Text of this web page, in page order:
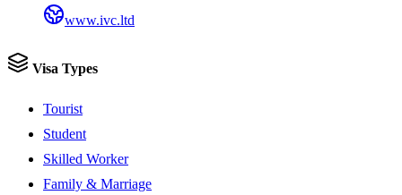
www.ivc.ltd
Visa Types
Tourist
Student
Skilled Worker
Family & Marriage